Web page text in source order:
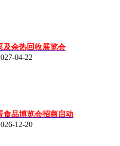
及余热回收展览会
04-22
食品博览会招商启动
12-20